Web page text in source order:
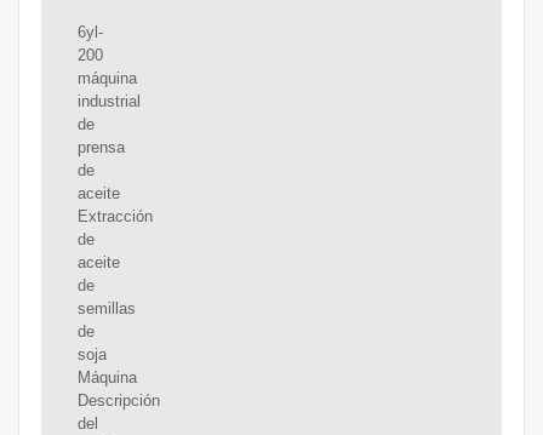
6yl-
200
máquina
industrial
de
prensa
de
aceite
Extracción
de
aceite
de
semillas
de
soja
Máquina
Descripción
del